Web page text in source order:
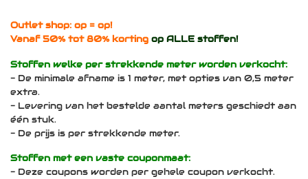
Outlet shop: op = op!
Vanaf 50% tot 80% korting op ALLE stoffen!
Stoffen welke per strekkende meter worden verkocht:
- De minimale afname is 1 meter, met opties van 0,5 meter
extra.
- Levering van het bestelde aantal meters geschiedt aan
één stuk.
- De prijs is per strekkende meter.
Stoffen met een vaste couponmaat:
- Deze coupons worden per gehele coupon verkocht.